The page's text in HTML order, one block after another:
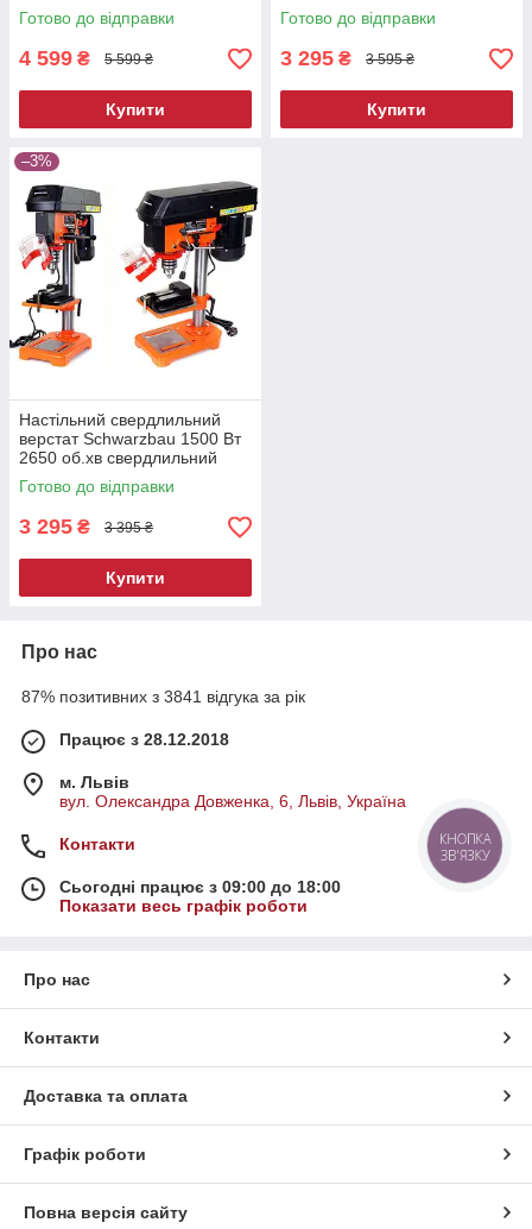
верстат з тисками верстат
свердлильний
Готово до відправки
4 599 ₴ 5 599 ₴
Купити
точного свердління
Готово до відправки
3 295 ₴ 3 595 ₴
Купити
–3%
Настільний свердлильний
верстат Schwarzbau 1500 Вт
2650 об.хв свердлильний
верстат по дереву
Готово до відправки
3 295 ₴ 3 395 ₴
Купити
Про нас
87% позитивних з 3841 відгука за рік
Працює з 28.12.2018
м. Львів
вул. Олександра Довженка, 6, Львів, Україна
Контакти
Сьогодні працює з 09:00 до 18:00
Показати весь графік роботи
Про нас
Контакти
Доставка та оплата
Графік роботи
Повна версія сайту
КНОПКА
ЗВ'ЯЗКУ